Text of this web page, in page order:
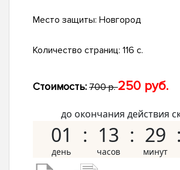
Место защиты: Новгород
Количество страниц: 116 с.
Стоимость: 700 р.250 руб.
до окончания действия
01 13 29